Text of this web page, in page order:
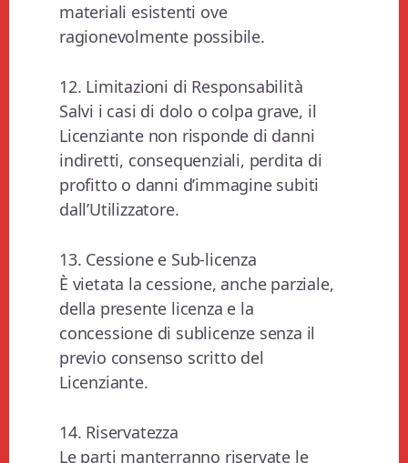
materiali esistenti ove
ragionevolmente possibile.
12. Limitazioni di Responsabilità
Salvi i casi di dolo o colpa grave, il
Licenziante non risponde di danni
indiretti, consequenziali, perdita di
profitto o danni d’immagine subiti
dall’Utilizzatore.
13. Cessione e Sub-licenza
È vietata la cessione, anche parziale,
della presente licenza e la
concessione di sublicenze senza il
previo consenso scritto del
Licenziante.
14. Riservatezza
Le parti manterranno riservate le